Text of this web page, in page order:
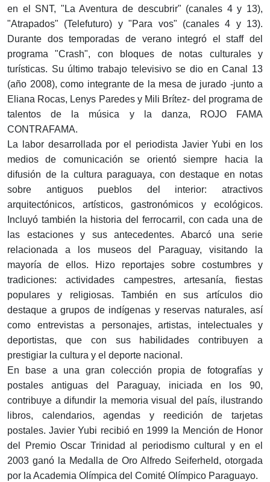
en el SNT, "La Aventura de descubrir" (canales 4 y 13),
"Atrapados" (Telefuturo) y "Para vos" (canales 4 y 13).
Durante dos temporadas de verano integró el staff del
programa "Crash", con bloques de notas culturales y
turísticas. Su último trabajo televisivo se dio en Canal 13
(año 2008), como integrante de la mesa de jurado -junto a
Eliana Rocas, Lenys Paredes y Mili Brítez- del programa de
talentos de la música y la danza, ROJO FAMA
CONTRAFAMA.
La labor desarrollada por el periodista Javier Yubi en los
medios de comunicación se orientó siempre hacia la
difusión de la cultura paraguaya, con destaque en notas
sobre antiguos pueblos del interior: atractivos
arquitectónicos, artísticos, gastronómicos y ecológicos.
Incluyó también la historia del ferrocarril, con cada una de
las estaciones y sus antecedentes. Abarcó una serie
relacionada a los museos del Paraguay, visitando la
mayoría de ellos. Hizo reportajes sobre costumbres y
tradiciones: actividades campestres, artesanía, fiestas
populares y religiosas. También en sus artículos dio
destaque a grupos de indígenas y reservas naturales, así
como entrevistas a personajes, artistas, intelectuales y
deportistas, que con sus habilidades contribuyen a
prestigiar la cultura y el deporte nacional.
En base a una gran colección propia de fotografías y
postales antiguas del Paraguay, iniciada en los 90,
contribuye a difundir la memoria visual del país, ilustrando
libros, calendarios, agendas y reedición de tarjetas
postales. Javier Yubi recibió en 1999 la Mención de Honor
del Premio Oscar Trinidad al periodismo cultural y en el
2003 ganó la Medalla de Oro Alfredo Seiferheld, otorgada
por la Academia Olímpica del Comité Olímpico Paraguayo.